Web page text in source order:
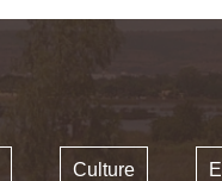
Culture